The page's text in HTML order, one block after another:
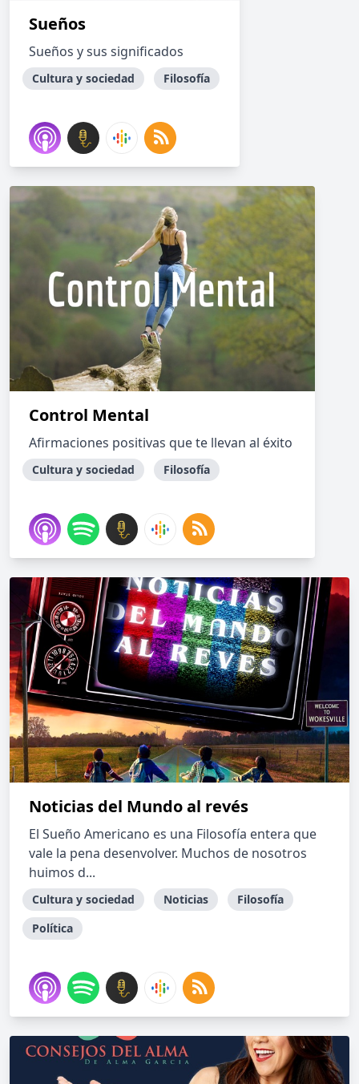
Sueños
Sueños y sus significados
Cultura y sociedad Filosofía
Control Mental
Afirmaciones positivas que te llevan al éxito
Cultura y sociedad Filosofía
Noticias del Mundo al revés
El Sueño Americano es una Filosofía entera que
vale la pena desenvolver. Muchos de nosotros
huimos d...
Cultura y sociedad Noticias
Filosofía
Política